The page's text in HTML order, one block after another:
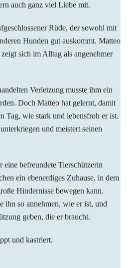
auch ganz viel Liebe mit.
Rüde, der sowohl mit
Hunden gut auskommt. Matteo
sich im Alltag als angenehmer
Verletzung musste ihm ein
Doch Matteo hat gelernt, damit
Tag, wie stark und lebensfroh er ist.
und meistert seinen
befreundete Tierschützerin
ein ebenerdiges Zuhause, in dem
Hindernisse bewegen kann.
ihn so annehmen, wie er ist, und
geben, die er braucht.
und kastriert.